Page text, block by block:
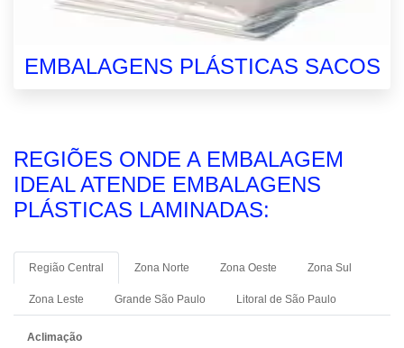
EMBALAGENS PLÁSTICAS SACOS
REGIÕES ONDE A EMBALAGEM
IDEAL ATENDE EMBALAGENS
PLÁSTICAS LAMINADAS:
Região Central Zona Norte Zona Oeste Zona Sul
Zona Leste Grande São Paulo Litoral de São Paulo
Aclimação